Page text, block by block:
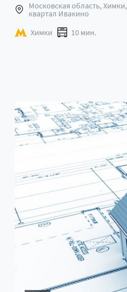
Московская область, Химки,
квартал Ивакино
Химки
10 мин.